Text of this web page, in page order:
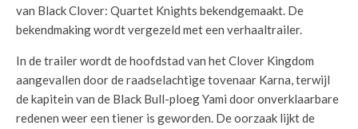
van Black Clover: Quartet Knights bekendgemaakt. De
bekendmaking wordt vergezeld met een verhaaltrailer.
In de trailer wordt de hoofdstad van het Clover Kingdom
aangevallen door de raadselachtige tovenaar Karna, terwijl
de kapitein van de Black Bull-ploeg Yami door onverklaarbare
redenen weer een tiener is geworden. De oorzaak lijkt de